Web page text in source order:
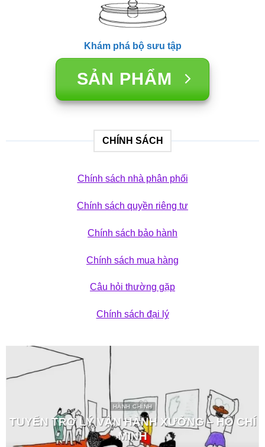
Khám phá bộ sưu tập
SẢN PHẨM
CHÍNH SÁCH
Chính sách nhà phân phối
Chính sách quyền riêng tư
Chính sách bảo hành
Chính sách mua hàng
Câu hỏi thường gặp
Chính sách đại lý
HÀNH CHÍNH
TUYỂN TRỢ LÝ VẬN HÀNH XƯỞNG – HỒ CHÍ
MINH